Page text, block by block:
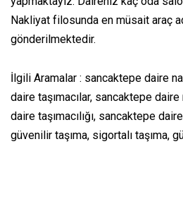
Nakliyat filosunda en müsait araç
gönderilmektedir.
İlgili Aramalar : sancaktepe daire
daire taşımacılar, sancaktepe
daire taşımacılığı, sancaktepe
güvenilir taşıma, sigortalı taşıma,